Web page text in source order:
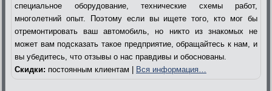
специальное оборудование, технические схемы работ,
многолетний опыт. Поэтому если вы ищете того, кто мог бы
отремонтировать ваш автомобиль, но никто из знакомых не
может вам подсказать такое предприятие, обращайтесь к нам, и
вы убедитесь, что отзывы о нас правдивы и обоснованы.
Скидки: постоянным клиентам | Вся информация…